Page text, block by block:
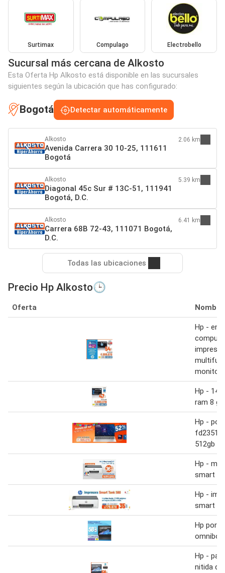
Surtimax Compulago Electrobello
Sucursal más cercana de Alkosto
Esta Oferta Hp Alkosto está disponible en las sucursales
siguientes según la ubicación que has configurado:
Bogotá Detectar automáticamente
Alkosto
Avenida Carrera 30 10-25, 111611
Bogotá
2.06 km
Alkosto
Diagonal 45c Sur # 13C-51, 111941
Bogotá, D.C.
5.39 km
Alkosto
Carrera 68B 72-43, 111071 Bogotá,
D.C.
6.41 km
Todas las ubicaciones
Precio Hp Alkosto🕒
Oferta Nombre
Hp - en
Hp - 14-
ram 8
Hp -
512gb
Hp -
smart
Hp -
smart
Hp
Hp -
nitida